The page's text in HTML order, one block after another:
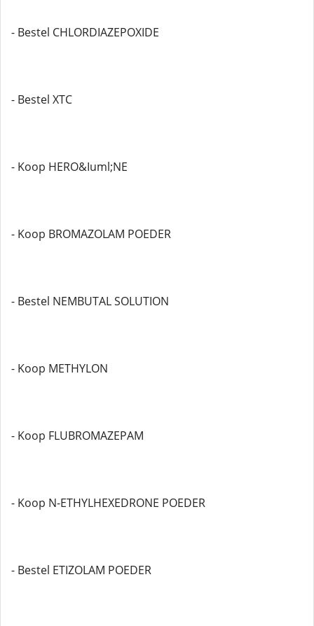
- Bestel CHLORDIAZEPOXIDE
- Bestel XTC
- Koop HERO&Iuml;NE
- Koop BROMAZOLAM POEDER
- Bestel NEMBUTAL SOLUTION
- Koop METHYLON
- Koop FLUBROMAZEPAM
- Koop N-ETHYLHEXEDRONE POEDER
- Bestel ETIZOLAM POEDER